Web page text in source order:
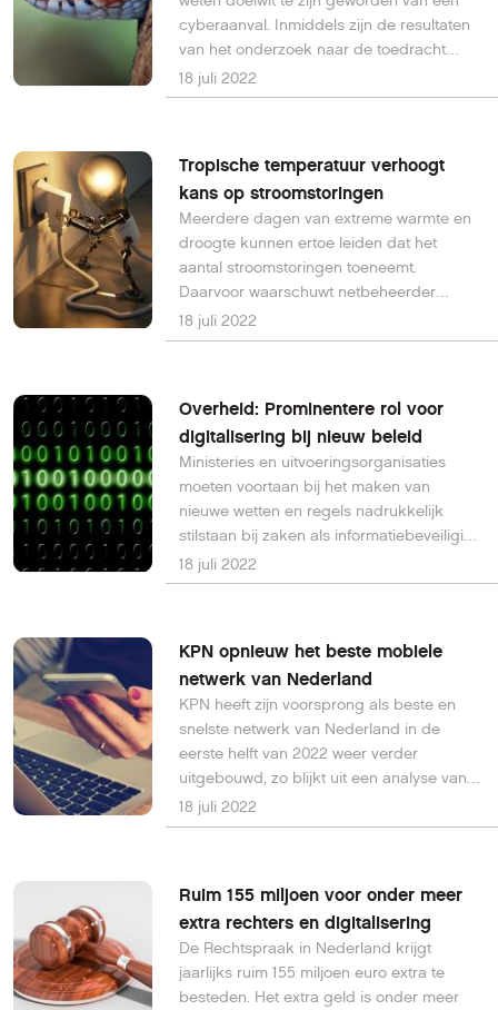
cyberaanval. Inmiddels zijn de resultaten
van het onderzoek naar de toedracht
binnen en volgt hieronder een update.
18 juli 2022
Tropische temperatuur verhoogt
kans op stroomstoringen
Meerdere dagen van extreme warmte en
droogte kunnen ertoe leiden dat het
aantal stroomstoringen toeneemt.
Daarvoor waarschuwt netbeheerder
Liander.
18 juli 2022
Overheid: Prominentere rol voor
digitalisering bij nieuw beleid
Ministeries en uitvoeringsorganisaties
moeten voortaan bij het maken van
nieuwe wetten en regels nadrukkelijk
stilstaan bij zaken als informatiebeveiliging
en privacy.
18 juli 2022
KPN opnieuw het beste mobiele
netwerk van Nederland
KPN heeft zijn voorsprong als beste en
snelste netwerk van Nederland in de
eerste helft van 2022 weer verder
uitgebouwd, zo blijkt uit een analyse van
Ookla.
18 juli 2022
Ruim 155 miljoen voor onder meer
extra rechters en digitalisering
De Rechtspraak in Nederland krijgt
jaarlijks ruim 155 miljoen euro extra te
besteden. Het extra geld is onder meer